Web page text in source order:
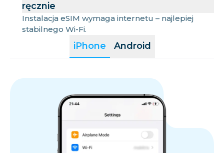
iPhone Android
ręcznie
Instalacja eSIM wymaga internetu – najlepiej
stabilnego Wi-Fi.